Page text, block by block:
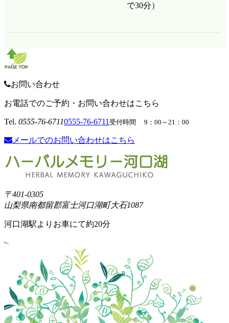
で30分）
お問い合わせ
お電話でのご予約・お問い合わせはこちら
Tel. 0555-76-67110555-76-6711 受付時間 9：00～21：00
メールでのお問い合わせはこちら
〒401-0305
山梨県南都留郡富士河口湖町大石1087
河口湖駅よりお車にて約20分